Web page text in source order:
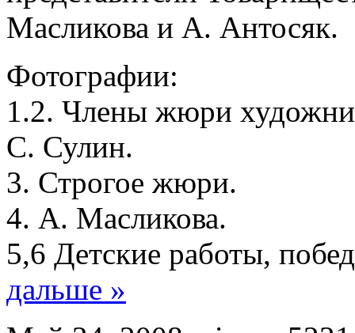
Масликова и А. Антосяк.
Фотографии:
1.2. Члены жюри
С. Сулин.
3. Строгое жюри.
4. А. Масликова.
5,6 Детские работы,
дальше »